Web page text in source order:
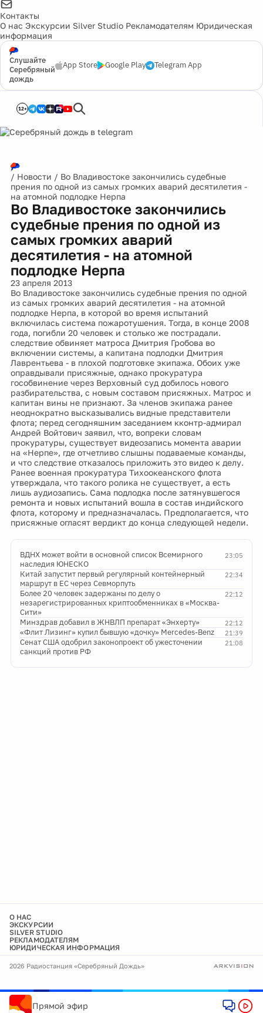
Контакты
О нас Экскурсии Silver Studio Рекламодателям Юридическая
информация
Слушайте
Серебряный
дождь
App Store Google Play Telegram App
12+
/ Новости / Во Владивостоке закончились судебные
прения по одной из самых громких аварий десятилетия -
на атомной подлодке Нерпа
Во Владивостоке закончились
судебные прения по одной из
самых громких аварий
десятилетия - на атомной
подлодке Нерпа
23 апреля 2013
Во Владивостоке закончились судебные прения по одной
из самых громких аварий десятилетия - на атомной
подлодке Нерпа, в которой во время испытаний
включилась система пожаротушения. Тогда, в конце 2008
года, погибли 20 человек и столько же пострадали.
следствие обвиняет матроса Дмитрия Гробова во
включении системы, а капитана подлодки Дмитрия
Лаврентьева - в плохой подготовке экипажа. Обоих уже
оправдывали присяжные, однако прокуратура
гособвинение через Верховный суд добилось нового
разбирательства, с новым составом присяжных. Матрос и
капитан вины не признают. За членов экипажа ранее
неоднократно высказывались видные представители
флота; перед сегодняшним заседанием кконтр-адмирал
Андрей Войтович заявил, что, вопреки словам
прокуратуры, существует видеозапись момента аварии
на «Нерпе», где отчетливо слышны подаваемые команды,
и что следствие отказалось приложить это видео к делу.
Ранее военная прокуратура Тихоокеанского флота
утверждала, что такого ролика не существует, а есть
лишь аудиозапись. Сама подлодка после затянувшегося
ремонта и новых испытаний вошла в состав индийского
флота, которому и предназначалась. Предполагается, что
присяжные огласят вердикт до конца следующей недели.
23:05
ВДНХ может войти в основной список Всемирного
наследия ЮНЕСКО
22:34
Китай запустит первый регулярный контейнерный
маршрут в ЕС через Севморпуть
22:12
Более 20 человек задержаны по делу о
незарегистрированных криптообменниках в «Москва-
Сити»
22:12
Минздрав добавил в ЖНВЛП препарат «Энхерту»
21:39
«Флит Лизинг» купил бывшую «дочку» Mercedes-Benz
21:08
Сенат США одобрил законопроект об ужесточении
санкций против РФ
О НАС
ЭКСКУРСИИ
SILVER STUDIO
РЕКЛАМОДАТЕЛЯМ
ЮРИДИЧЕСКАЯ ИНФОРМАЦИЯ
2026 Радиостанция «Серебряный Дождь»
Прямой эфир